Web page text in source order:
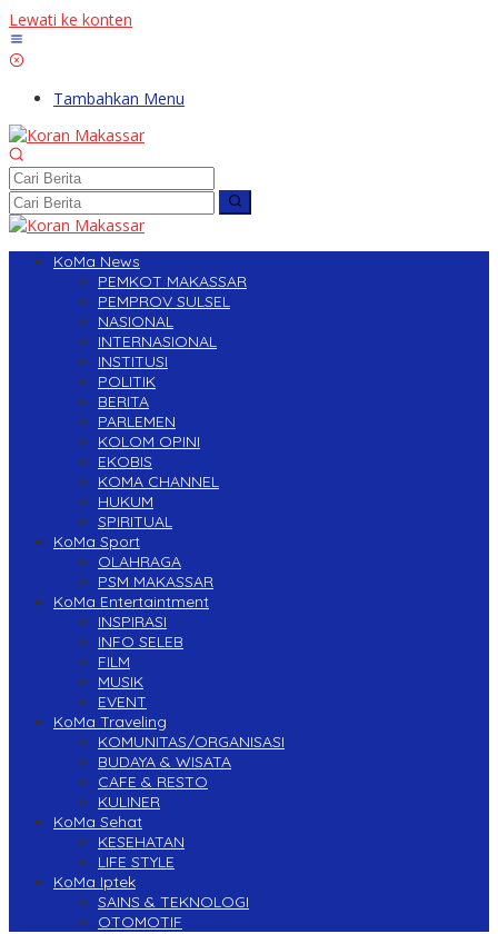
Lewati ke konten
Tambahkan Menu
KoMa News
PEMKOT MAKASSAR
PEMPROV SULSEL
NASIONAL
INTERNASIONAL
INSTITUSI
POLITIK
BERITA
PARLEMEN
KOLOM OPINI
EKOBIS
KOMA CHANNEL
HUKUM
SPIRITUAL
KoMa Sport
OLAHRAGA
PSM MAKASSAR
KoMa Entertaintment
INSPIRASI
INFO SELEB
FILM
MUSIK
EVENT
KoMa Traveling
KOMUNITAS/ORGANISASI
BUDAYA & WISATA
CAFE & RESTO
KULINER
KoMa Sehat
KESEHATAN
LIFE STYLE
KoMa Iptek
SAINS & TEKNOLOGI
OTOMOTIF